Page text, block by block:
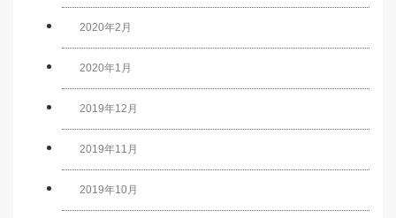
2020年2月
2020年1月
2019年12月
2019年11月
2019年10月